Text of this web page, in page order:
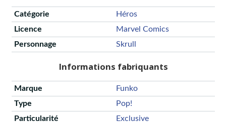
Catégorie
Héros
Licence
Marvel Comics
Personnage
Skrull
Informations fabriquants
Marque
Funko
Type
Pop!
Particularité
Exclusive